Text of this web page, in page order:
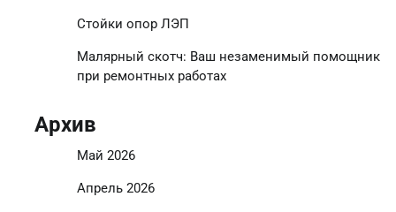
Стойки опор ЛЭП
Малярный скотч: Ваш незаменимый помощник
при ремонтных работах
Архив
Май 2026
Апрель 2026